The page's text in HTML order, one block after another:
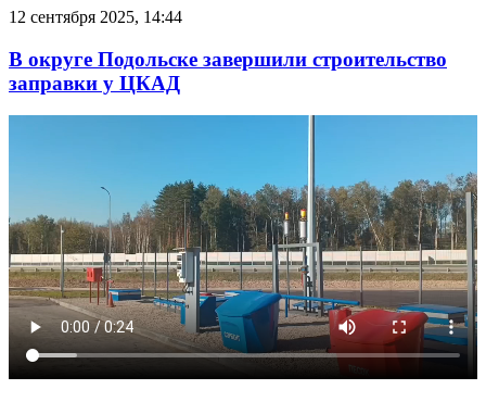
12 сентября 2025, 14:44
В округе Подольске завершили строительство
заправки у ЦКАД